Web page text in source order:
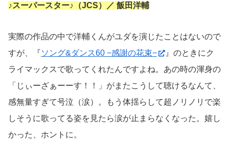
♪スーパースター♪（JCS）／ 飯田洋輔
実際の作品の中で洋輔くんがユダを演じたことはないので
すが、『ソング&ダンス60 −感謝の花束−
』のときにク
ライマックスで歌ってくれたんですよね。あの時の渾身の
「じぃーざぁーーす！！」がまたこうして聴けるなんて、
感無量すぎて号泣（涙）。もう体揺らして超ノリノリで楽
しそうに歌ってる姿を見たら涙が止まらなくなった。嬉し
かった、ホントに。